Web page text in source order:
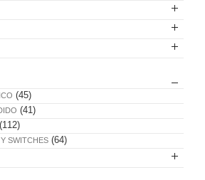
(45)
(41)
(112)
SWITCHES (64)